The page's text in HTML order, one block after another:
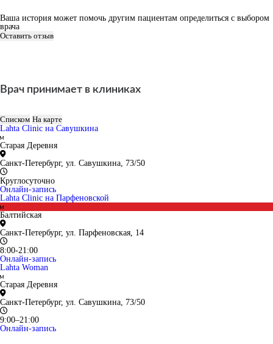
Ваша история может помочь другим пациентам определиться с выбором
врача
Оставить отзыв
Врач принимает в клиниках
Списком На карте
Lahta Clinic на Савушкина
Старая Деревня
Санкт-Петербург, ул. Савушкина, 73/50
Круглосуточно
Онлайн-запись
Lahta Clinic на Парфеновской
Балтийская
Санкт-Петербург, ул. Парфеновская, 14
8:00-21:00
Онлайн-запись
Lahta Woman
Старая Деревня
Санкт-Петербург, ул. Савушкина, 73/50
9:00–21:00
Онлайн-запись